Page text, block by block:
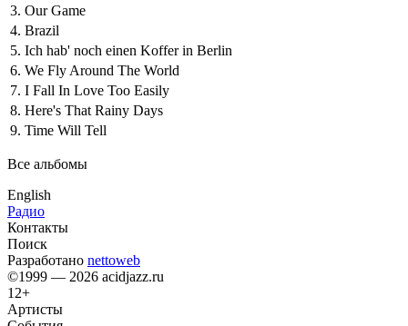
3. Our Game
4. Brazil
5. Ich hab' noch einen Koffer in Berlin
6. We Fly Around The World
7. I Fall In Love Too Easily
8. Here's That Rainy Days
9. Time Will Tell
Все альбомы
English
Радио
Контакты
Поиск
Разработано nettoweb
©1999 — 2026 acidjazz.ru
12+
Артисты